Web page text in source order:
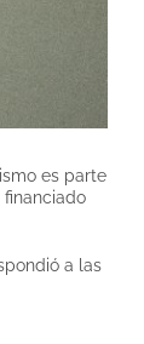
es parte
financiado
a las